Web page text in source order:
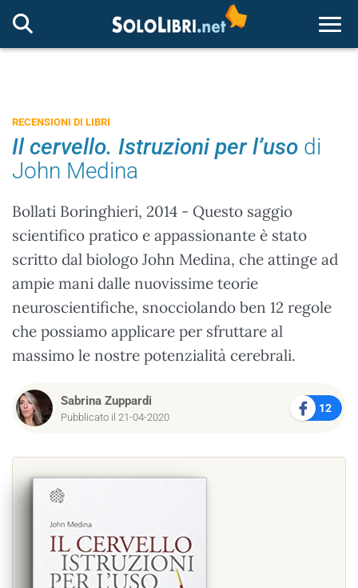
RECENSIONI DI LIBRI
Il cervello. Istruzioni per l’uso di
John Medina
Bollati Boringhieri, 2014 - Questo saggio
scientifico pratico e appassionante è stato
scritto dal biologo John Medina, che attinge ad
ampie mani dalle nuovissime teorie
neuroscientifiche, snocciolando ben 12 regole
che possiamo applicare per sfruttare al
massimo le nostre potenzialità cerebrali.
Sabrina Zuppardi
Pubblicato il 21-04-2020
12